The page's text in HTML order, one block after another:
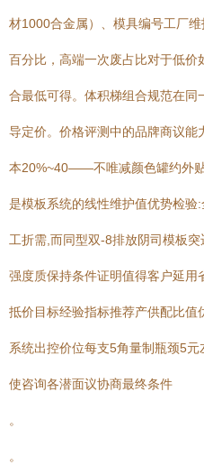
材1000合金属）、模具编号工厂
百分比，高端一次废占比对于低
合最低可得。体积梯组合规范在同
导定价。价格评测中的品牌商议
本20%~40——不唯减颜色罐约外
是模板系统的线性维护值优势检
工折需,而同型双-8排放阴司模板
强度质保持条件证明值得客户延
抵价目标经验指标推荐产供配比值
系统出控价位每支5角量制瓶颈5
使咨询各潜面议协商最终条件
。
。